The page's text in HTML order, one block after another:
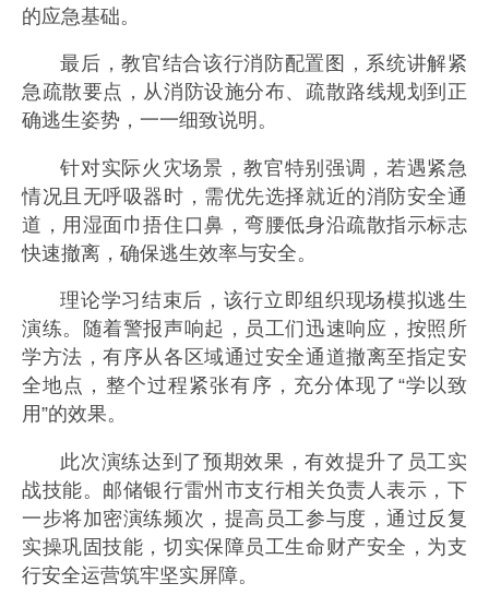
的应急基础。
最后，教官结合该行消防配置图，系统讲解紧
急疏散要点，从消防设施分布、疏散路线规划到正
确逃生姿势，一一细致说明。
针对实际火灾场景，教官特别强调，若遇紧急
情况且无呼吸器时，需优先选择就近的消防安全通
道，用湿面巾捂住口鼻，弯腰低身沿疏散指示标志
快速撤离，确保逃生效率与安全。
理论学习结束后，该行立即组织现场模拟逃生
演练。随着警报声响起，员工们迅速响应，按照所
学方法，有序从各区域通过安全通道撤离至指定安
全地点，整个过程紧张有序，充分体现了“学以致
用”的效果。
此次演练达到了预期效果，有效提升了员工实
战技能。邮储银行雷州市支行相关负责人表示，下
一步将加密演练频次，提高员工参与度，通过反复
实操巩固技能，切实保障员工生命财产安全，为支
行安全运营筑牢坚实屏障。